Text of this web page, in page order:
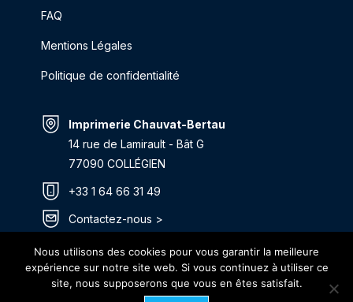
FAQ
Mentions Légales
Politique de confidentialité
Imprimerie Chauvat-Bertau
14 rue de Lamirault - Bât G
77090 COLLÉGIEN
+33 1 64 66 31 49
Contactez-nous >
Itinéraire >
Nous utilisons des cookies pour vous garantir la meilleure
expérience sur notre site web. Si vous continuez à utiliser ce
site, nous supposerons que vous en êtes satisfait.